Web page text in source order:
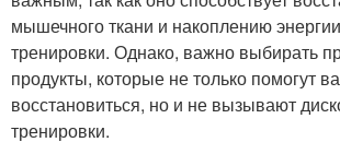
мышечного ткани и накоплению
тренировки. Однако, важно выбирать
продукты, которые не только помогут
восстановиться, но и не вызывают
тренировки.